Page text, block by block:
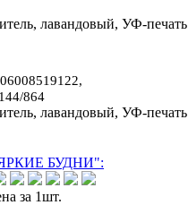
лавандовый, УФ-печать
864
лавандовый, УФ-печать
БУДНИ":
за 1шт.